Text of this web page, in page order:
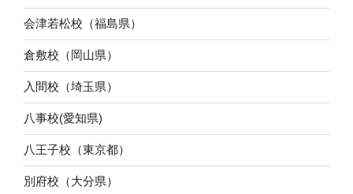
会津若松校（福島県）
倉敷校（岡山県）
入間校（埼玉県）
八事校(愛知県)
八王子校（東京都）
別府校（大分県）